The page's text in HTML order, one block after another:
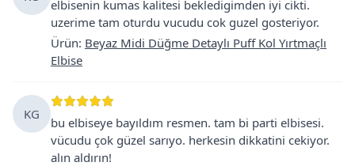
elbisenin kumas kalitesi bekledigimden iyi cikti.
uzerime tam oturdu vucudu cok guzel gosteriyor.
Ürün: Beyaz Midi Düğme Detaylı Puff Kol Yırtmaçlı
Elbise
KG
bu elbiseye bayıldım resmen. tam bi parti elbisesi.
vücudu çok güzel sarıyo. herkesin dikkatini cekiyor.
alın aldırın!